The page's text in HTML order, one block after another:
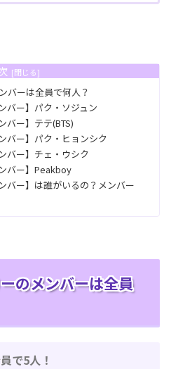
バーは全員で何人？
バー】パク・ソジュン
バー】テテ(BTS)
バー】パク・ヒョンシク
バー】チェ・ウシク
バー】Peakboy
バー】は誰がいるの？メンバー
のメンバーは全員
で5人！